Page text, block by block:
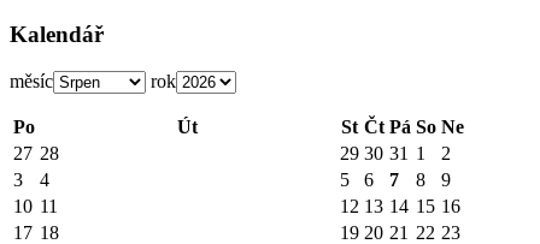
Kalendář
měsíc rok
Po Út St Čt Pá So Ne
27 28 29 30 31 1
2
3
4 5 6 7 8
9
10 11 12 13 14 15 16
17 18 19 20 21 22 23